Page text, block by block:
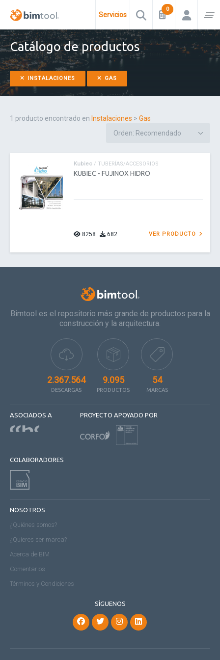
Servicios
Catálogo de productos
INSTALACIONES GAS
1 producto encontrado en Instalaciones > Gas
Kubiec / TUBERÍAS/ACCESORIOS
KUBIEC - FUJINOX HIDRO
8258 682 VER PRODUCTO
Bimtool es el repositorio más grande de productos para la
construcción y la arquitectura.
2.367.564
DESCARGAS
9.095
PRODUCTOS
54
MARCAS
ASOCIADOS A PROYECTO APOYADO POR
COLABORADORES
NOSOTROS
¿Quiénes somos?
¿Quieres ser marca?
Acerca de BIM
Comentarios
Términos y Condiciones
SÍGUENOS